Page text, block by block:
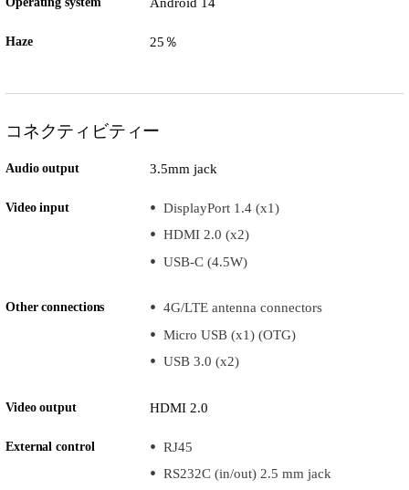
Haze 25％
コネクティビティー
Audio output 3.5mm jack
Video input
DisplayPort 1.4 (x1)
HDMI 2.0 (x2)
USB-C (4.5W)
Other connections
4G/LTE antenna connectors
Micro USB (x1) (OTG)
USB 3.0 (x2)
Video output HDMI 2.0
External control
RJ45
RS232C (in/out) 2.5 mm jack